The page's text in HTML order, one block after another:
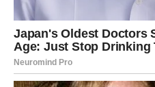
Prepoznavanje
Lavovi će osetiti kada se taj
osećaj unutrašnje